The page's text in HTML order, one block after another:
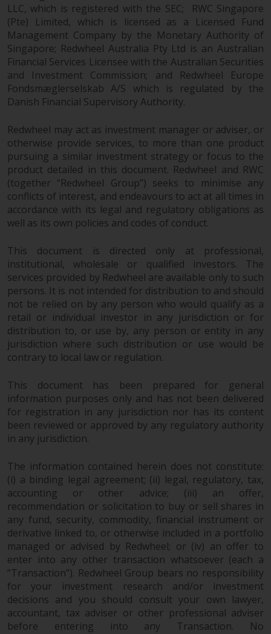
‚Wichtigen Informationen“ bleibt
in vollem Umfang in Kraft und
wirksam.
Copyright
Kein Teil dieser Website darf
ohne die vorherige schriftliche
Genehmigung von Redwheel in
irgendeiner Weise reproduziert
werden. Copyright 2016 ©
LLC, which is registered with the SEC; RWC Singapore
(Pte) Limited, which is licensed as a Licensed Fund
Management Company by the Monetary Authority of
Singapore; Redwheel Australia Pty Ltd is an Australian
Financial Services Licensee with the Australian Securities
and Investment Commission; and Redwheel Europe
Fondsmæglerselskab A/S which is regulated by the
Danish Financial Supervisory Authority.
Redwheel may act as investment manager or adviser, or
otherwise provide services, to more than one product
pursuing a similar investment strategy or focus to the
product detailed in this document. Redwheel and RWC
(together “Redwheel Group”) seeks to minimise any
conflicts of interest, and endeavours to act at all times in
accordance with its legal and regulatory obligations as
well as its own policies and codes of conduct.
This document is directed only at professional,
institutional, wholesale or qualified investors. The
services provided by Redwheel are available only to such
persons. It is not intended for distribution to and should
not be relied on by any person who would qualify as a
retail or individual investor in any jurisdiction or for
distribution to, or use by, any person or entity in any
jurisdiction where such distribution or use would be
contrary to local law or regulation.
This document has been prepared for general
information purposes only and has not been delivered
for registration in any jurisdiction nor has its content
been reviewed or approved by any regulatory authority
in any jurisdiction.
The information contained herein does not constitute:
(i) a binding legal agreement; (ii) legal, regulatory, tax,
accounting or other advice; (iii) an offer,
recommendation or solicitation to buy or sell shares in
any fund, security, commodity, financial instrument or
derivative linked to, or otherwise included in a portfolio
managed or advised by Redwheel; or (iv) an offer to
enter into any other transaction whatsoever (each a
“Transaction”). Redwheel Group bears no responsibility
for your investment research and/or investment
decisions and you should consult your own lawyer,
accountant, tax adviser or other professional adviser
before entering into any Transaction. No